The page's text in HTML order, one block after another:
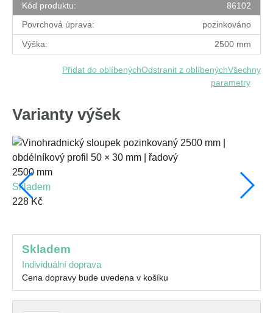
Kód produktu:
86102
Povrchová úprava:
pozinkováno
Výška:
2500 mm
Přidat do oblíbenýchOdstranit z oblíbenýchVšechny
parametry
Varianty výšek
2500 mm
skladem
228 Kč
skladem
Individuální doprava
Cena dopravy bude uvedena v košíku